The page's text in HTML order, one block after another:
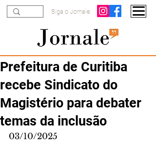
Siga o Jornale
Prefeitura de Curitiba
recebe Sindicato do
Magistério para debater
temas da inclusão
03/10/2025